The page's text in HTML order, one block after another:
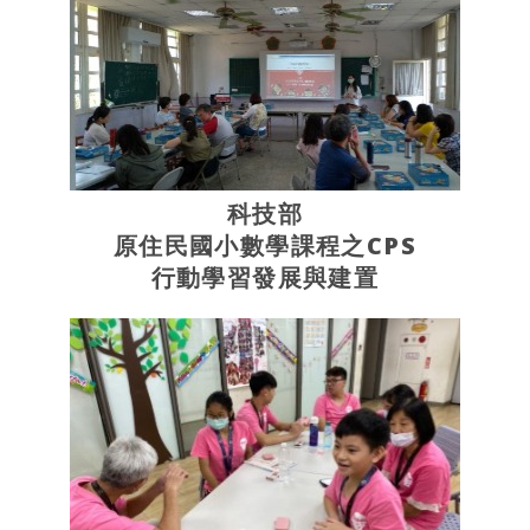
科技部
原住民國小數學課程之CPS
行動學習發展與建置